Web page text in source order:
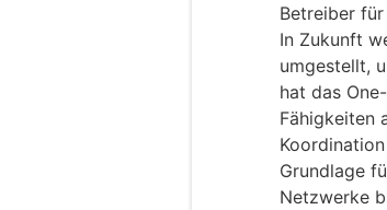
Betreiber
In Zukunft
umgestellt,
hat das
Fähigkeiten
Grundlage
Netzwerke